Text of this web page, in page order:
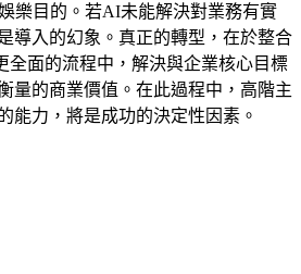
樂目的。若AI未能解決對業務有實
導入的幻象。真正的轉型，在於整合
全面的流程中，解決與企業核心目標
量的商業價值。在此過程中，高階主
能力，將是成功的決定性因素。